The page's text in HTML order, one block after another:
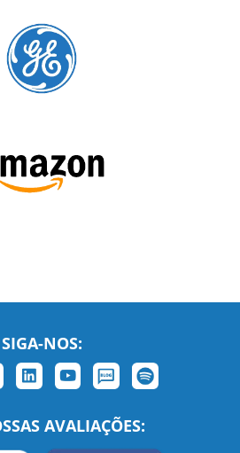
SIGA-NOS:
AVALIAÇÕES: